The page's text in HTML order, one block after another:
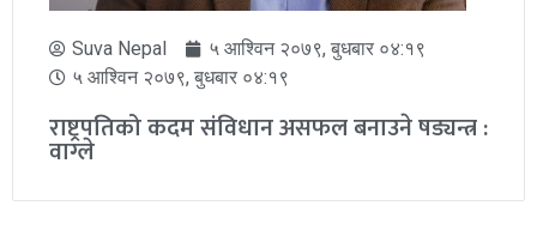
Suva Nepal
५ आश्विन २०७९, बुधबार ०४:१९
५ आश्विन २०७९, बुधबार ०४:१९
राष्ट्रपतिको कदम संविधान असफल बनाउने षड्यन्त्र :
वाग्ले